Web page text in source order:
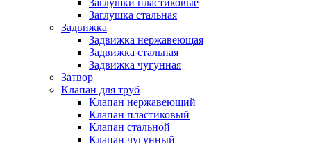
Заглушки пластиковые
Заглушка стальная
Задвижка
Задвижка нержавеющая
Задвижка стальная
Задвижка чугунная
Затвор
Клапан для труб
Клапан нержавеющий
Клапан пластиковый
Клапан стальной
Клапан чугунный